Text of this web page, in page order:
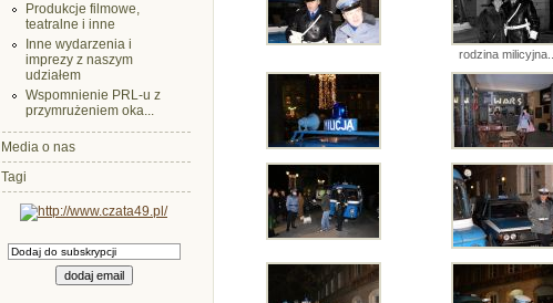
Produkcje filmowe,
teatralne i inne
Inne wydarzenia i
imprezy z naszym
udziałem
Wspomnienie PRL-u z
przymrużeniem oka...
Media o nas
Tagi
rodzina milicyjna...